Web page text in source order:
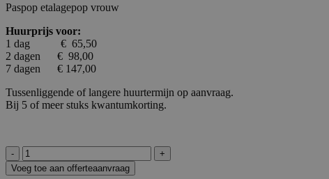
Paspop etalagepop vrouw
Huurprijs voor:
1 dag € 65,50
2 dagen € 98,00
7 dagen € 147,00
Tussenliggende of langere huurtermijn op aanvraag.
Bij 5 of meer stuks kwantumkorting.
Etalagepop
vrouw
aantal
Voeg toe aan offerteaanvraag